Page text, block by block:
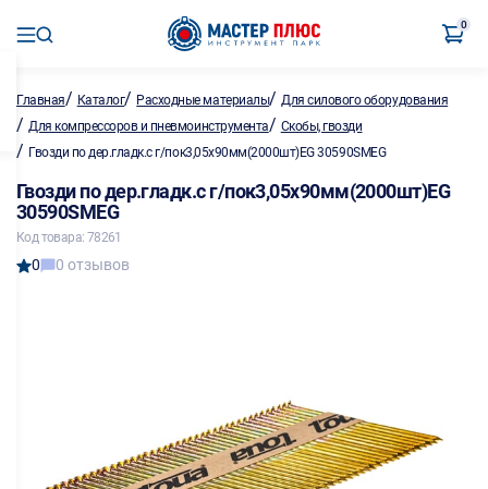
0
Главная/ Каталог/ Расходные материалы/Для силового оборудования
/ Для компрессоров и пневмоинструмента/ Скобы, гвозди
/ Гвозди по дер.гладк.c г/пок3,05х90мм(2000шт)EG 30590SMEG
Гвозди по дер.гладк.c г/пок3,05х90мм(2000шт)EG
30590SMEG
Код товара: 78261
0 0 отзывов